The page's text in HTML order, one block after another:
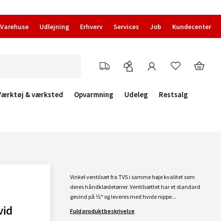
Varehuse Udlejning Erhverv Services Job Kundecenter
& værksted Opvarmning Udeleg Restsalg
Vinkel ventilsæt fra TVS i samme høje kvalitet som
deres håndklædetørrer. Ventilsættet har et standard
gevind på ½" og leveres med hvide nippe...
Fuld produktbeskrivelse